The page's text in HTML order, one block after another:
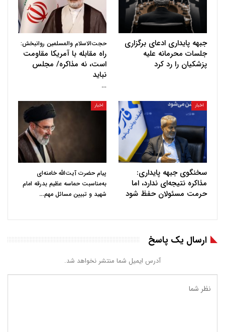
جبهه پایداری ادعای برگزاری
جلسات محرمانه علیه
پزشکیان را رد کرد
حجت‌الاسلام والمسلمین روانبخش:
راه مقابله با آمریکا مقاومت
است، نه مذاکره/ مجلس
نباید
…
اخبار
سخنگوی جبهه پایداری:
مذاکره نتیجه‌ای ندارد، اما
حرمت مسئولان حفظ شود
اخبار
پیام حضرت آیت‌الله خامنه‌ای
به‌مناسبت حماسه عظیم بدرقه امام
شهید و تبیین مسائل مهم…
ارسال یک پاسخ
آدرس ایمیل شما منتشر نخواهد شد.